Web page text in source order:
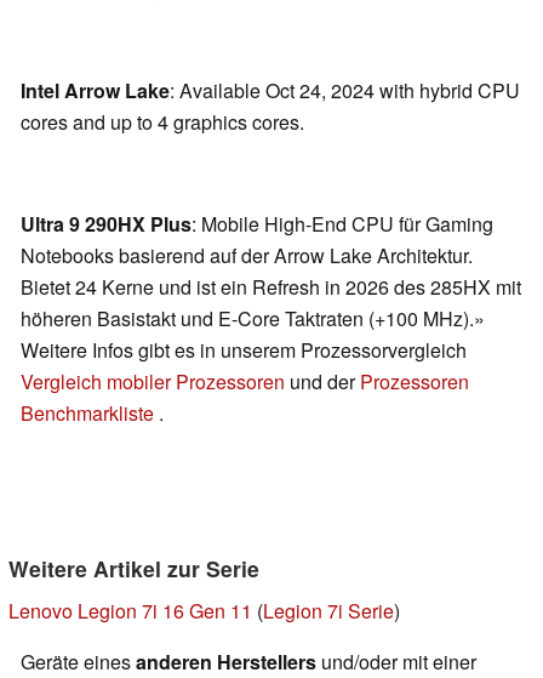
Intel Arrow Lake: Available Oct 24, 2024 with hybrid CPU
cores and up to 4 graphics cores.
Ultra 9 290HX Plus: Mobile High-End CPU für Gaming
Notebooks basierend auf der Arrow Lake Architektur.
Bietet 24 Kerne und ist ein Refresh in 2026 des 285HX mit
höheren Basistakt und E-Core Taktraten (+100 MHz).»
Weitere Infos gibt es in unserem Prozessorvergleich
Vergleich mobiler Prozessoren und derProzessoren
Benchmarkliste .
Weitere Artikel zur Serie
Lenovo Legion 7i 16 Gen 11 (Legion 7i Serie)
Geräte einesanderen Herstellers und/oder mit einer